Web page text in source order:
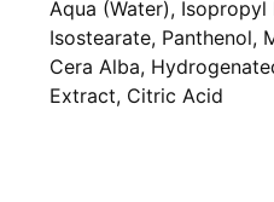
Aqua (Water),
Isostearate, Panthenol,
Cera Alba,
Extract, Citric Acid